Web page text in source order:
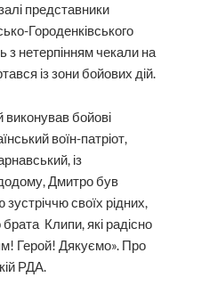
представники
Городенківського
нетерпінням чекали на
із зони бойових дій.
виконував бойові
воїн-патріот,
із
Дмитро був
своїх рідних,
Клипи, які радісно
Герой! Дякуємо». Про
РДА.